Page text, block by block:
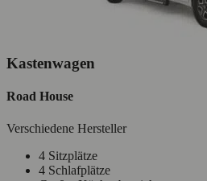
Kastenwagen
Road House
Verschiedene Hersteller
4 Sitzplätze
4 Schlafplätze